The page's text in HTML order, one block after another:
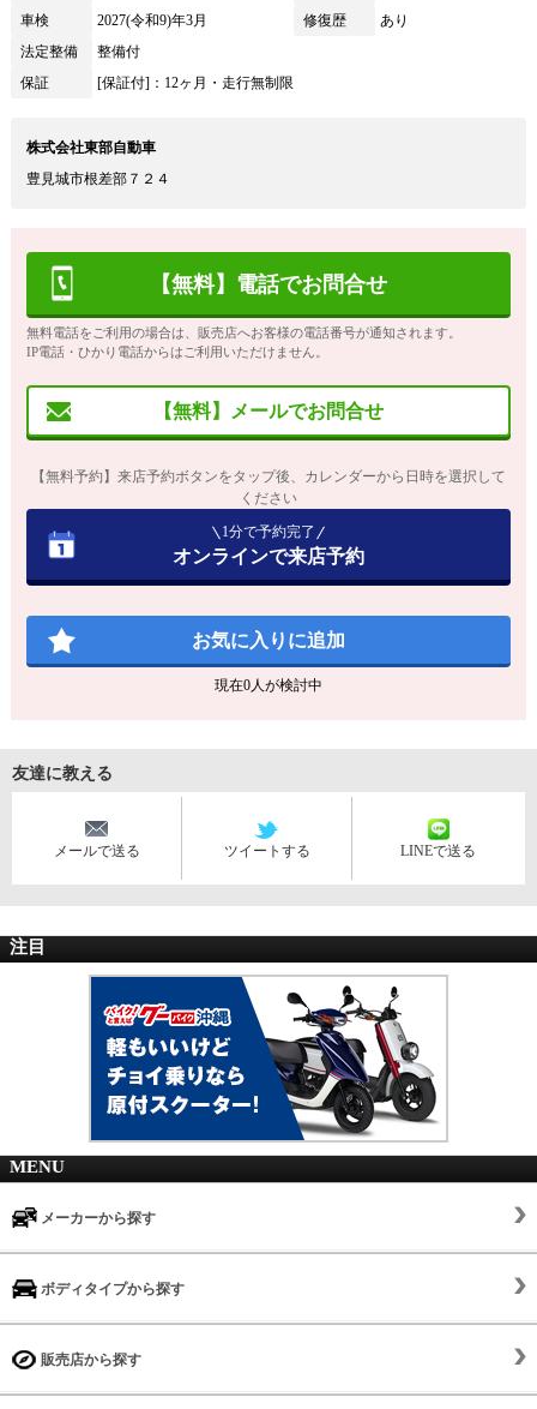
車検
2027(令和9)年3月 修復歴
あり
法定整備
整備付
保証
[保証付]：12ヶ月・走行無制限
株式会社東部自動車
豊見城市根差部７２４
【無料】電話でお問合せ
無料電話をご利用の場合は、販売店へお客様の電話番号が通知されます。
IP電話・ひかり電話からはご利用いただけません。
【無料】メールでお問合せ
【無料予約】来店予約ボタンをタップ後、カレンダーから日時を選択して
ください
1分で予約完了
オンラインで来店予約
お気に入りに追加
現在0人が検討中
友達に教える
メールで送る ツイートする LINEで送る
注目
MENU
メーカーから探す
ボディタイプから探す
販売店から探す